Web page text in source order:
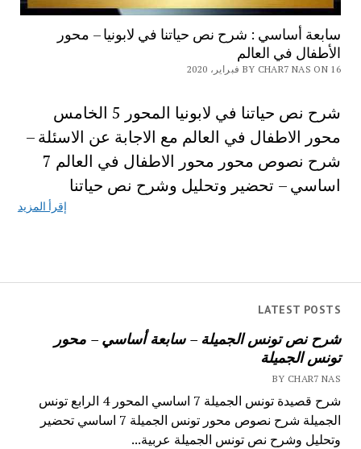
LATEST POSTS
شرح نص تونس الجميلة – سابعة أساسي – محور
تونس الجميلة
BY CHAR7 NAS
شرح قصيدة تونس الجميلة 7 اساسي المحور 4 الرابع تونس
الجميلة شرح نصوص محور تونس الجميلة 7 اساسي تحضير
وتحليل وشرح نص تونس الجميلة عربية...
سابعة أساسي : شرح نص حياتنا في لابونيا – محور
الأطفال في العالم
BY CHAR7 NAS ON 16 فبراير، 2020
شرح نص حياتنا في لابونيا المحور 5 الخامس
محور الاطفال في العالم مع الاجابة عن الاسئلة –
شرح نصوص محور محور الاطفال في العالم 7
اساسي – تحضير وتحليل وشرح نص حياتنا
إقرأ المزيد